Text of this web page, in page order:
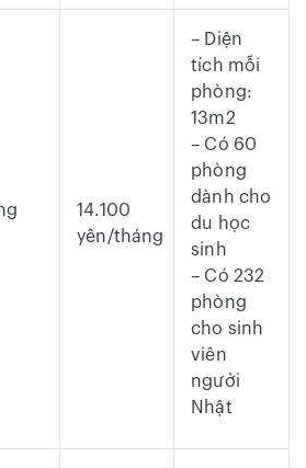
14.100
yên/tháng
– Diện
tích mỗi
phòng:
13m2
– Có 60
phòng
dành cho
du học
sinh
– Có 232
phòng
cho sinh
viên
người
Nhật